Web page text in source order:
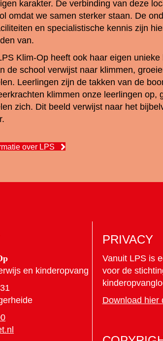
karakter. De verbinding van deze
omdat we samen sterker staan. De
en specialistische kennis zijn
van.
Klim-Op heeft ook haar eigen unieke
de school verwijst naar klimmen,
Leerlingen zijn de takken van de
klimmen onze leerlingen op,
zich. Dit beeld verwijst naar het
over LPS
en kinderopvang
PRIVACY
Vanuit LPS is
voor de
Download hier